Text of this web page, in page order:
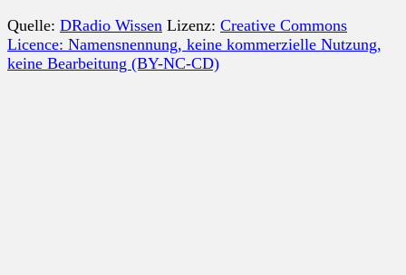
Quelle: DRadio Wissen Lizenz: Creative Commons
Licence: Namensnennung, keine kommerzielle Nutzung,
keine Bearbeitung (BY-NC-CD)